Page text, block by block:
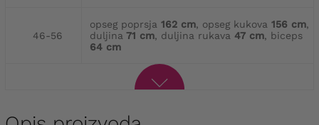
46-56
opseg poprsja 162 cm, opseg kukova 156 cm,
duljina 71 cm, duljina rukava 47 cm, biceps
64 cm